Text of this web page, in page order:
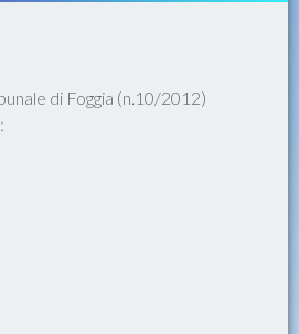
di Foggia (n.10/2012)